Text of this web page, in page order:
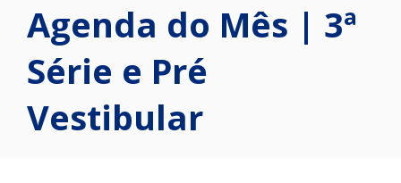
Agenda do Mês | 3ª
Série e Pré
Vestibular